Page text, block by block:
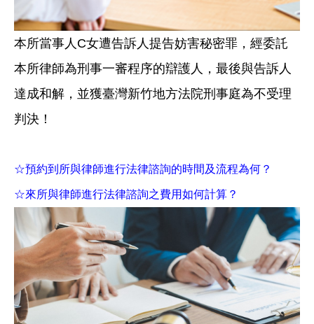
本所當事人C女遭告訴人提告妨害秘密罪，經委託
本所律師為刑事一審程序的辯護人，最後與告訴人
達成和解，並獲臺灣新竹地方法院刑事庭為不受理
判決！
☆預約到所與律師進行法律諮詢的時間及流程為何？
☆來所與律師進行法律諮詢之費用如何計算？